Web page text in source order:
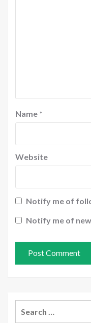
Name *
Website
Notify me of
Notify me of